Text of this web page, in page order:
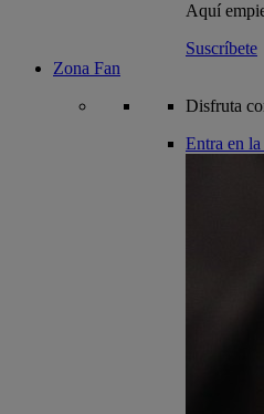
Aquí
Suscríbete
Zona Fan
Disfruta
Entra en